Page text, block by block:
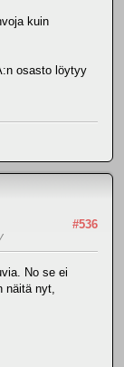
kuin
osasto löytyy
#536
No se ei
näitä nyt,